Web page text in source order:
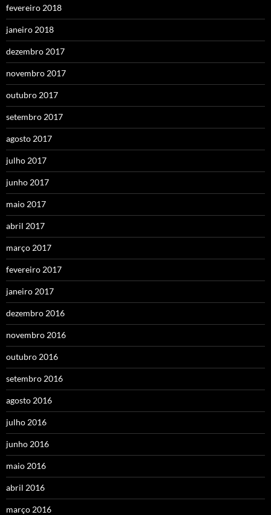
fevereiro 2018
janeiro 2018
dezembro 2017
novembro 2017
outubro 2017
setembro 2017
agosto 2017
julho 2017
junho 2017
maio 2017
abril 2017
março 2017
fevereiro 2017
janeiro 2017
dezembro 2016
novembro 2016
outubro 2016
setembro 2016
agosto 2016
julho 2016
junho 2016
maio 2016
abril 2016
março 2016